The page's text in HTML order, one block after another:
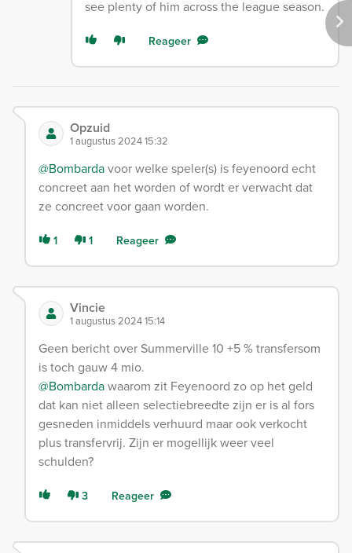
see plenty of him across the league season.
Reageer
Opzuid
1 augustus 2024 15:32
@Bombardavoor welke speler(s) is feyenoord echt
concreet aan het worden of wordt er verwacht dat
ze concreet voor gaan worden.
1 1 Reageer
Vincie
1 augustus 2024 15:14
Geen bericht over Summerville 10 +5 % transfersom
is toch gauw 4 mio.
@Bombardawaarom zit Feyenoord zo op het geld
dat kan niet alleen selectiebreedte zijn er is al fors
gesneden inmiddels verhuurd maar ook verkocht
plus transfervrij. Zijn er mogellijk weer veel
schulden?
3 Reageer